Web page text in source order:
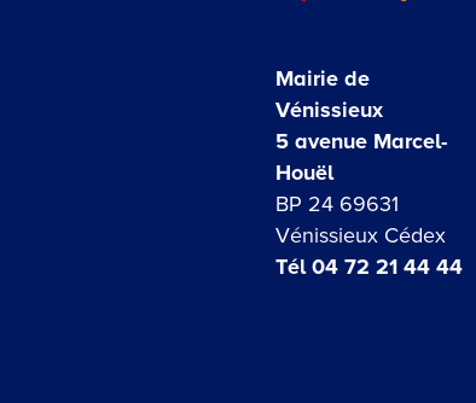
Mairie de
Vénissieux
5 avenue Marcel-
Houël
BP 24 69631
Vénissieux Cédex
Tél 04 72 21 44 44